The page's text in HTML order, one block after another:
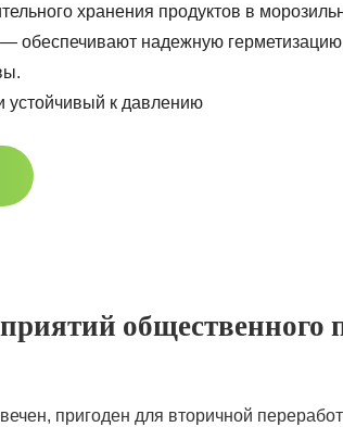
хранения продуктов в
обеспечивают надежную
устойчивый к давлению
общественного
пригоден для вторичной